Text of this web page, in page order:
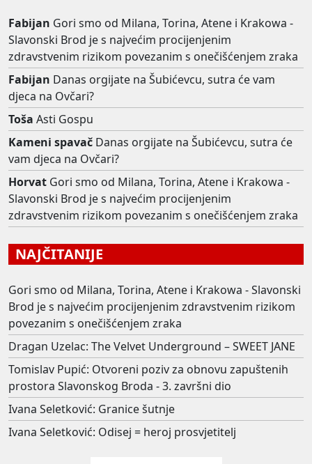
Fabijan Gori smo od Milana, Torina, Atene i Krakowa -
Slavonski Brod je s najvećim procijenjenim
zdravstvenim rizikom povezanim s onečišćenjem zraka
Fabijan Danas orgijate na Šubićevcu, sutra će vam
djeca na Ovčari?
Toša Asti Gospu
Kameni spavač Danas orgijate na Šubićevcu, sutra će
vam djeca na Ovčari?
Horvat Gori smo od Milana, Torina, Atene i Krakowa -
Slavonski Brod je s najvećim procijenjenim
zdravstvenim rizikom povezanim s onečišćenjem zraka
NAJČITANIJE
Gori smo od Milana, Torina, Atene i Krakowa - Slavonski
Brod je s najvećim procijenjenim zdravstvenim rizikom
povezanim s onečišćenjem zraka
Dragan Uzelac: The Velvet Underground – SWEET JANE
Tomislav Pupić: Otvoreni poziv za obnovu zapuštenih
prostora Slavonskog Broda - 3. završni dio
Ivana Seletković: Granice šutnje
Ivana Seletković: Odisej = heroj prosvjetitelj